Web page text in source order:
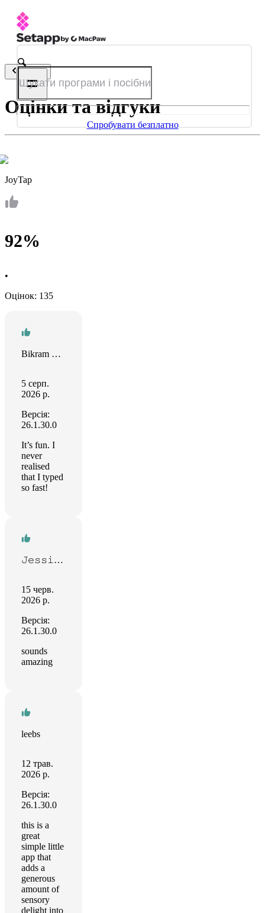
Спробувати безплатно
Назад
Оцінки та відгуки
JoyTap
92%
•
Оцінок: 135
Bikram Choudhury
5 серп.
2026 р.
Версія:
26.1.30.0
It’s fun. I
never
realised
that I typed
so fast!
𝙹𝚎𝚜𝚜𝚒𝚌𝚊 𝚅𝚒𝚕𝚕𝚊𝚛-𝙴𝚜𝚙𝚒𝚗𝚘𝚜𝚊
15 черв.
2026 р.
Версія:
26.1.30.0
sounds
amazing
leebs
12 трав.
2026 р.
Версія:
26.1.30.0
this is a
great
simple little
app that
adds a
generous
amount of
sensory
delight into